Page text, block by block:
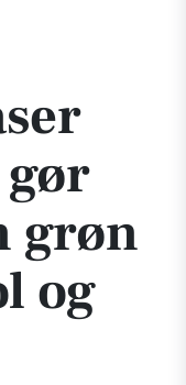
grøn med vind, sol og
grøn
og